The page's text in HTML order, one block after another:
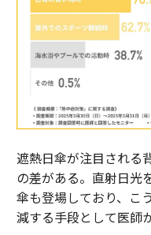
遮熱日傘が注目される
の差がある。直射日光
傘も登場しており、こ
減する手段として医師